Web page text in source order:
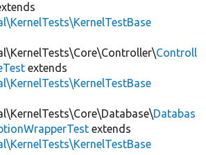
Controll
extends
Databas
extends